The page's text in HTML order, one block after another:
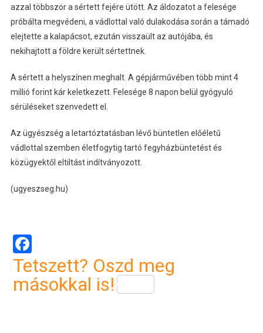
azzal többször a sértett fejére ütött. Az áldozatot a felesége
próbálta megvédeni, a vádlottal való dulakodása során a támadó
elejtette a kalapácsot, ezután visszaült az autójába, és
nekihajtott a földre került sértettnek.
A sértett a helyszínen meghalt. A gépjárművében több mint 4
millió forint kár keletkezett. Felesége 8 napon belül gyógyuló
sérüléseket szenvedett el.
Az ügyészség a letartóztatásban lévő büntetlen előéletű
vádlottal szemben életfogytig tartó fegyházbüntetést és
közügyektől eltiltást indítványozott.
(ugyeszseg.hu)
Facebook
Tetszett? Oszd meg
másokkal is!